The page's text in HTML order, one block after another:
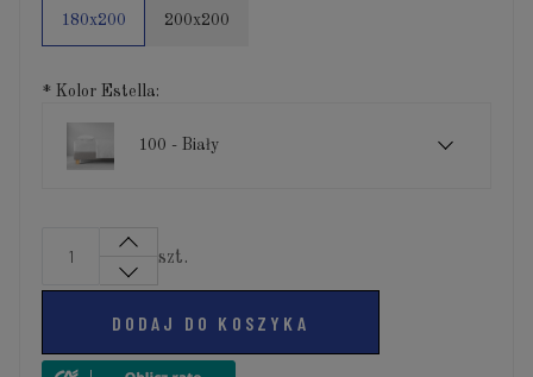
180x200 200x200
* Kolor Estella:
100 - Biały
szt.
DODAJ DO KOSZYKA